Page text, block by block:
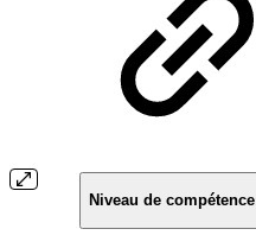
Niveau de compétence